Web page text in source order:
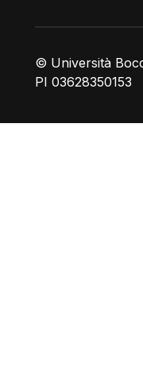
© Università
PI 03628350153